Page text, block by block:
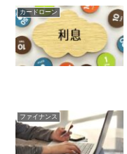
カードローン
ファイナンス